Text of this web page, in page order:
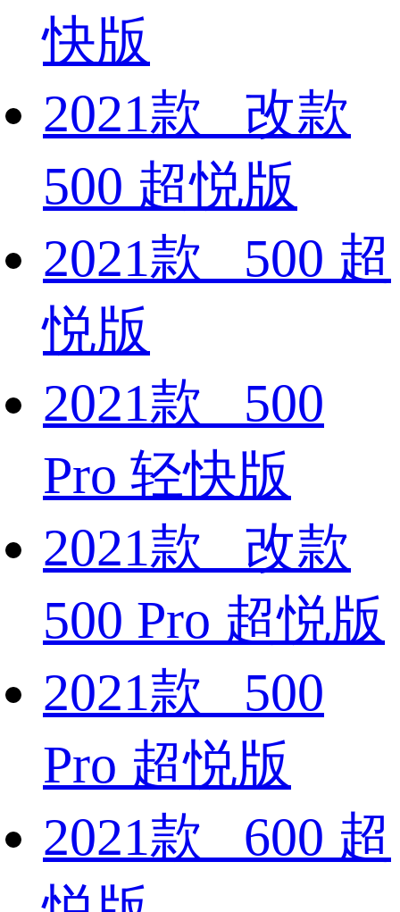
快版
2021款 改款
500 超悦版
2021款 500 超
悦版
2021款 500
Pro 轻快版
2021款 改款
500 Pro 超悦版
2021款 500
Pro 超悦版
2021款 600 超